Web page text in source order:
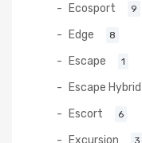
Ecosport 9
Edge 8
Escape 1
Escape Hybrid
Escort 6
Excursion